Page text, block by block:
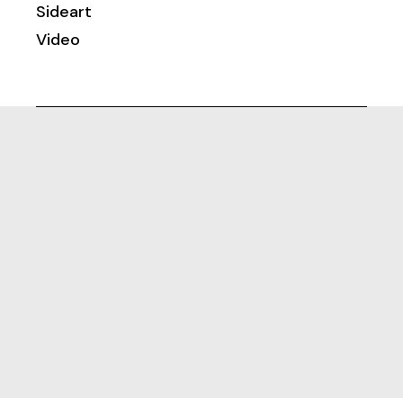
Sideart
Video